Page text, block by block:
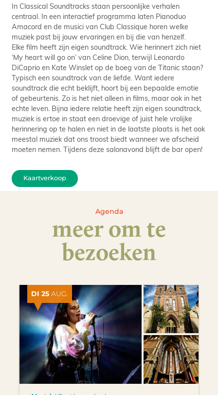
In Classical Soundtracks staan persoonlijke verhalen
centraal. In een interactief programma laten Pianoduo
Amacord en de musici van Club Classique horen welke
muziek past bij jouw ervaringen en bij die van henzelf.
Elke film heeft zijn eigen soundtrack. Wie herinnert zich niet
‘My heart will go on’ van Celine Dion, terwijl Leonardo
DiCaprio en Kate Winslet op de boeg van de Titanic staan?
Typisch een soundtrack van de liefde. Want iedere
soundtrack die echt beklijft, hoort bij een bepaalde emotie
of gebeurtenis. Zo is het niet alleen in films, maar ook in het
echte leven. Bijna iedere relatie heeft zijn eigen soundtrack,
muziek is ertoe in staat een droevige of juist hele vrolijke
herinnering op te halen en niet in de laatste plaats is het ook
meestal muziek dat ons troost biedt wanneer we afscheid
moeten nemen. Tijdens deze salonavond blijft de bar open!
Kaartverkoop
Agenda
meer om te
bezoeken
DI 25 AUG.